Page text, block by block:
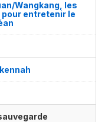
Wangkang, les
entretenir le